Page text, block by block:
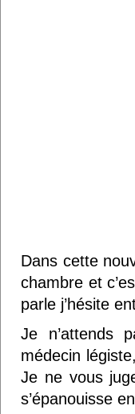
Dans cette
chambre et
parle j’hésite
Je n’attends
médecin
Je ne vous
s’épanouisse